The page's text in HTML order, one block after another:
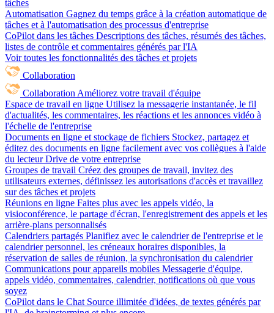
tâches
Automatisation Gagnez du temps grâce à la création automatique de
tâches et à l'automatisation des processus d'entreprise
CoPilot dans les tâches Descriptions des tâches, résumés des tâches,
listes de contrôle et commentaires générés par l'IA
Voir toutes les fonctionnalités des tâches et projets
Collaboration
Collaboration Améliorez votre travail d'équipe
Espace de travail en ligne Utilisez la messagerie instantanée, le fil
d'actualités, les commentaires, les réactions et les annonces vidéo à
l'échelle de l'entreprise
Documents en ligne et stockage de fichiers Stockez, partagez et
éditez des documents en ligne facilement avec vos collègues à l'aide
du lecteur Drive de votre entreprise
Groupes de travail Créez des groupes de travail, invitez des
utilisateurs externes, définissez les autorisations d'accès et travaillez
sur des tâches et projets
Réunions en ligne Faites plus avec les appels vidéo, la
visioconférence, le partage d'écran, l'enregistrement des appels et les
arrière-plans personnalisés
Calendriers partagés Planifiez avec le calendrier de l'entreprise et le
calendrier personnel, les créneaux horaires disponibles, la
réservation de salles de réunion, la synchronisation du calendrier
Communications pour appareils mobiles Messagerie d'équipe,
appels vidéo, commentaires, calendrier, notifications où que vous
soyez
CoPilot dans le Chat Source illimitée d'idées, de textes générés par